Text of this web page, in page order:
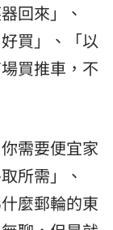
回來」、
買」、「以
買推車，不
需要便宜家
所需」、
麼郵輪的東